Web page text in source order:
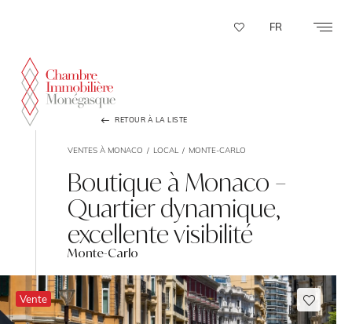
FR
RETOUR À LA LISTE
VENTES À MONACO LOCAL MONTE-CARLO
Boutique à Monaco –
Quartier dynamique,
excellente visibilité
Monte-Carlo
Vente